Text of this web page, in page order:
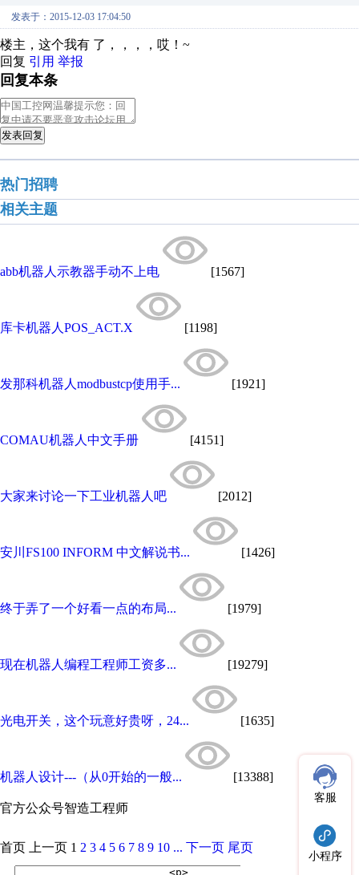
发表于：2015-12-03 17:04:50
楼主，这个我有 了，，，，哎！~
回复 引用 举报
回复本条
发表回复
热门招聘
相关主题
abb机器人示教器手动不上电 [1567]
库卡机器人​POS_ACT.X [1198]
发那科机器人modbustcp使用手... [1921]
COMAU机器人中文手册 [4151]
大家来讨论一下工业机器人吧 [2012]
安川FS100 INFORM 中文解说书... [1426]
终于弄了一个好看一点的布局... [1979]
现在机器人编程工程师工资多... [19279]
光电开关，这个玩意好贵呀，24... [1635]
机器人设计---（从0开始的一般... [13388]
官方公众号智造工程师
客服
小程序
首页 上一页 1 2 3 4 5 6 7 8 9 10 ... 下一页 尾页